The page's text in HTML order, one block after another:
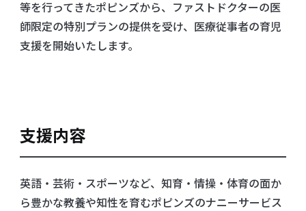
等を行ってきたポピンズから、ファストドクターの医
師限定の特別プランの提供を受け、医療従事者の育児
支援を開始いたします。
支援内容
英語・芸術・スポーツなど、知育・情操・体育の面か
ら豊かな教養や知性を育むポピンズのナニーサービス